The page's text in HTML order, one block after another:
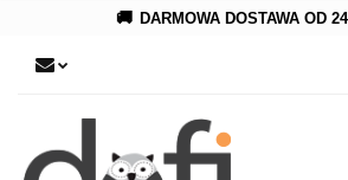
🚚 DARMOWA DOSTAWA OD